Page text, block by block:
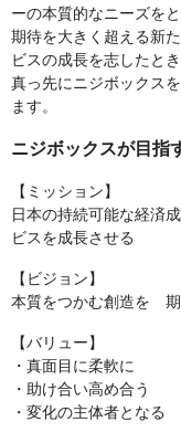
ーの本質的なニーズをと
期待を大きく超える新
ビスの成長を志したとき
真っ先にニジボックス
ます。
ニジボックスが目指
【ミッション】
⽇本の持続可能な経済
ビスを成⻑させる
【ビジョン】
本質をつかむ創造を
【バリュー】
・真面目に柔軟に
・助け合い高め合う
・変化の主体者となる